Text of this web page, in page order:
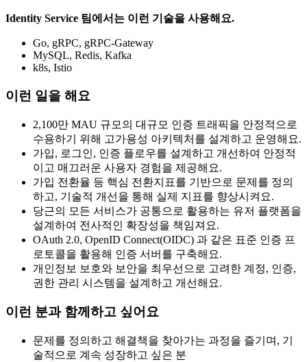
Identity Service 팀에서는 이런 기술을 사용해요.
Go, gRPC, gRPC-Gateway
MySQL, Redis, Kafka
k8s, Istio
이런 일을 해요
2,100만 MAU 규모의 대규모 인증 트래픽을 안정적으로
수용하기 위해 고가용성 아키텍처를 설계하고 운영해요.
가입, 로그인, 인증 플로우를 설계하고 개선하여 안정적
이고 매끄러운 사용자 경험을 제공해요.
가입 전환율 등 핵심 전환지표를 기반으로 문제를 정의
하고, 기술적 개선을 통해 실제 지표를 향상시켜요.
당근의 모든 서비스가 공통으로 활용하는 유저 플랫폼을
설계하여 전사적인 확장성을 책임져요.
OAuth 2.0, OpenID Connect(OIDC) 과 같은 표준 인증 프
로토콜을 활용해 인증 서버를 구축해요.
개인정보 보호와 보안을 최우선으로 고려한 계정, 인증,
권한 관리 시스템을 설계하고 개선해요.
이런 분과 함께하고 싶어요
문제를 정의하고 해결책을 찾아가는 과정을 즐기며, 기
술적으로 계속 성장하고 싶은 분